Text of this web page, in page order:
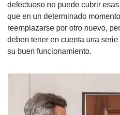
defectuoso no puede cubrir
que en un determinado
reemplazarse por otro nuevo,
deben tener en cuenta una
su buen funcionamiento.